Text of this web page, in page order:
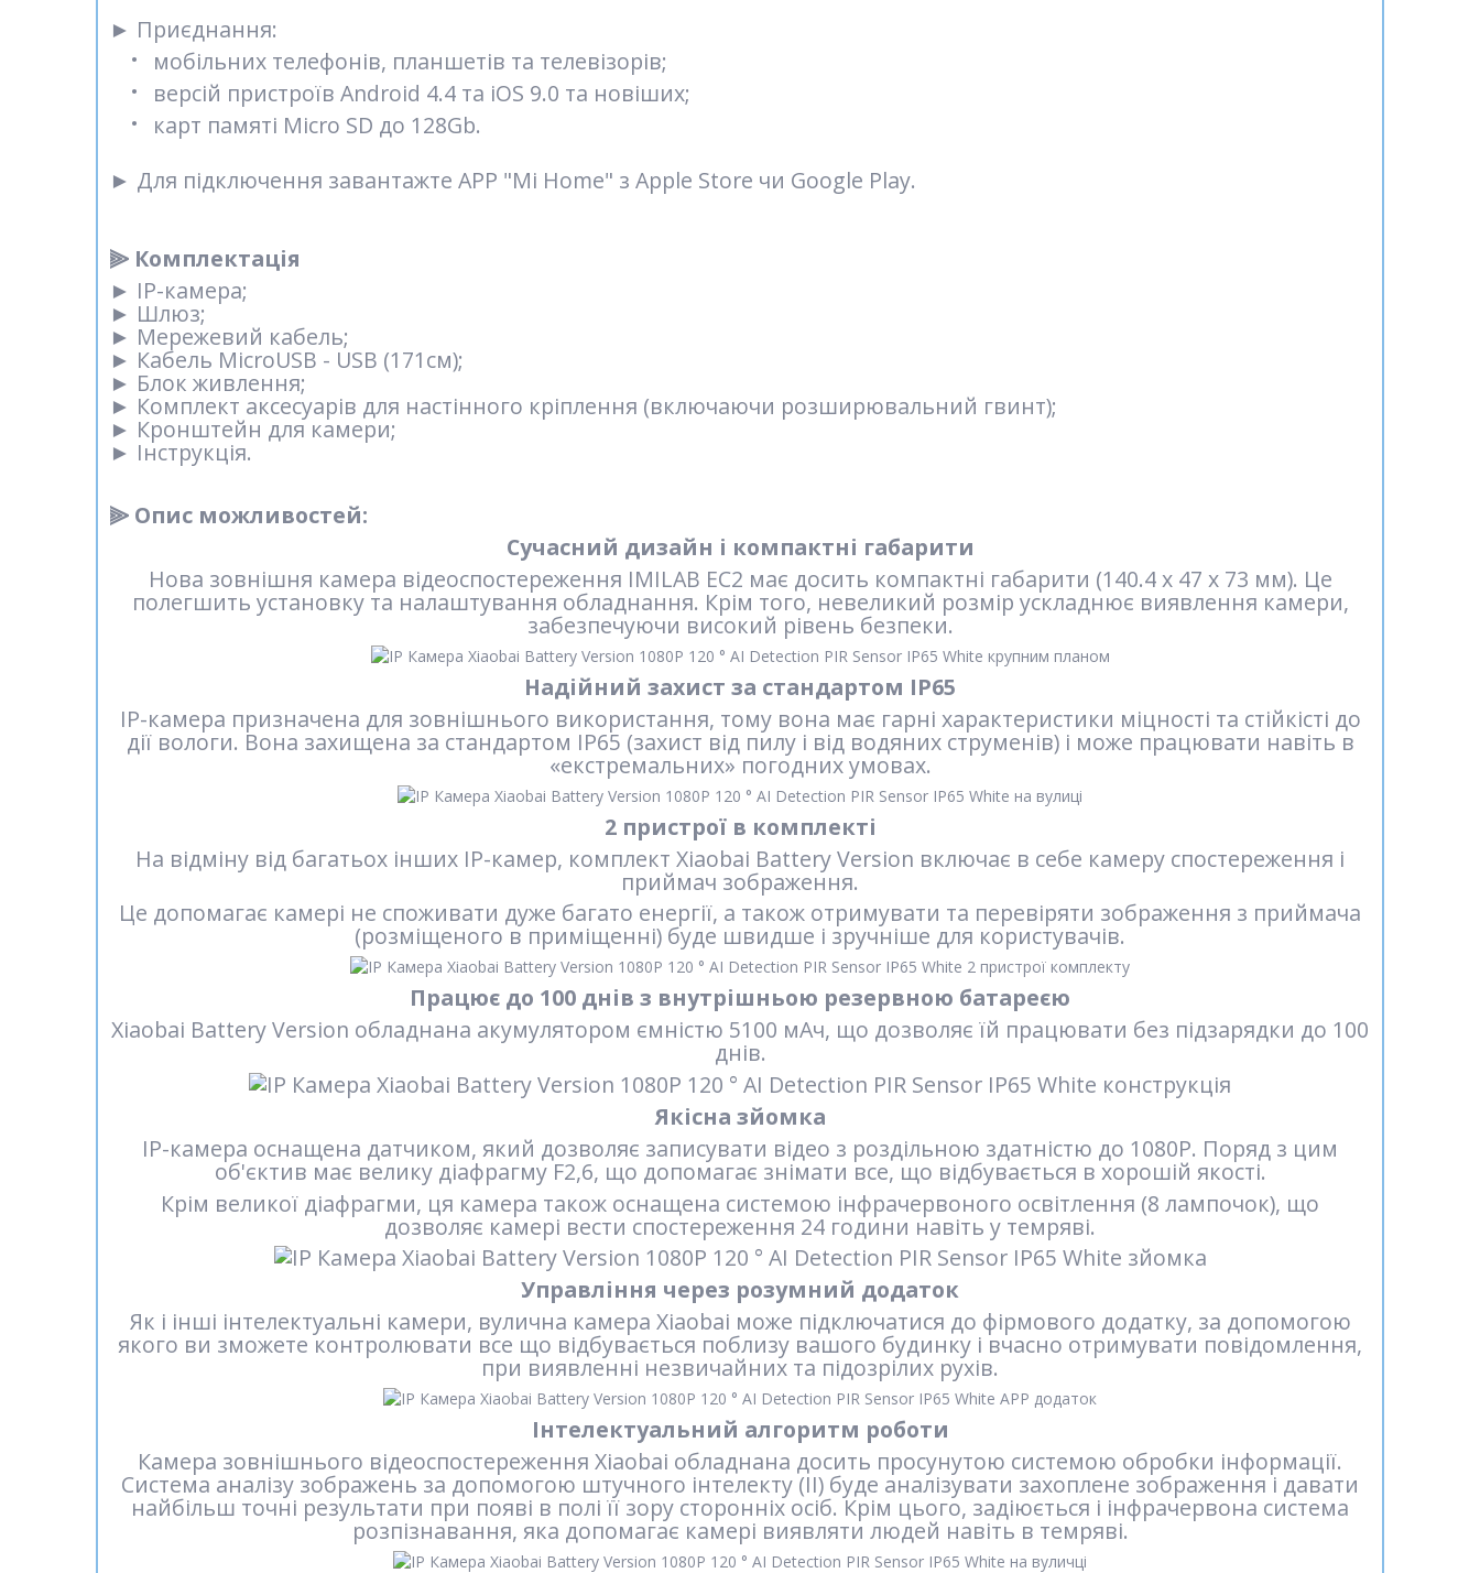
► Приєднання:
мобільних телефонів, планшетів та телевізорів;
версій пристроїв Android 4.4 та iOS 9.0 та новіших;
карт памяті Micro SD до 128Gb.
► Для підключення завантажте APP "Mi Home" з Apple Store чи Google Play.
⫸ Комплектація
► IP-камера;
► Шлюз;
► Мережевий кабель;
► Кабель MicroUSB - USB (171см);
► Блок живлення;
► Комплект аксесуарів для настінного кріплення (включаючи розширювальний гвинт);
► Кронштейн для камери;
► Інструкція.
⫸ Опис можливостей:
Сучасний дизайн і компактні габарити
Нова зовнішня камера відеоспостереження IMILAB EC2 має досить компактні габарити (140.4 х 47 х 73 мм). Це
полегшить установку та налаштування обладнання. Крім того, невеликий розмір ускладнює виявлення камери,
забезпечуючи високий рівень безпеки.
Надійний захист за стандартом IP65
IP-камера призначена для зовнішнього використання, тому вона має гарні характеристики міцності та стійкісті до
дії вологи. Вона захищена за стандартом IP65 (захист від пилу і від водяних струменів) і може працювати навіть в
«екстремальних» погодних умовах.
2 пристрої в комплекті
На відміну від багатьох інших IP-камер, комплект Xiaobai Battery Version включає в себе камеру спостереження і
приймач зображення.
Це допомагає камері не споживати дуже багато енергії, а також отримувати та перевіряти зображення з приймача
(розміщеного в приміщенні) буде швидше і зручніше для користувачів.
Працює до 100 днів з внутрішньою резервною батареєю
Xiaobai Battery Version обладнана акумулятором ємністю 5100 мАч, що дозволяє їй працювати без підзарядки до 100
днів.
Якісна зйомка
IP-камера оснащена датчиком, який дозволяє записувати відео з роздільною здатністю до 1080P. Поряд з цим
об'єктив має велику діафрагму F2,6, що допомагає знімати все, що відбувається в хорошій якості.
Крім великої діафрагми, ця камера також оснащена системою інфрачервоного освітлення (8 лампочок), що
дозволяє камері вести спостереження 24 години навіть у темряві.
Управління через розумний додаток
Як і інші інтелектуальні камери, вулична камера Xiaobai може підключатися до фірмового додатку, за допомогою
якого ви зможете контролювати все що відбувається поблизу вашого будинку і вчасно отримувати повідомлення,
при виявленні незвичайних та підозрілих рухів.
Інтелектуальний алгоритм роботи
Камера зовнішнього відеоспостереження Xiaobai обладнана досить просунутою системою обробки інформації.
Система аналізу зображень за допомогою штучного інтелекту (ІІ) буде аналізувати захоплене зображення і давати
найбільш точні результати при появі в полі її зору сторонніх осіб. Крім цього, задіюється і інфрачервона система
розпізнавання, яка допомагає камері виявляти людей навіть в темряві.